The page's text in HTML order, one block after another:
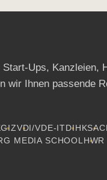
Ups, Kanzleien,
wir Ihnen passende
GIZVDI/VDE-IT DIHK
MEDIA SCHOOL